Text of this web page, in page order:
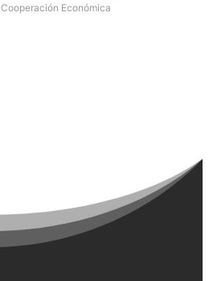
Cooperación Económica